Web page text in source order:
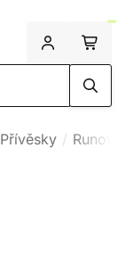
Přívěsky Runové